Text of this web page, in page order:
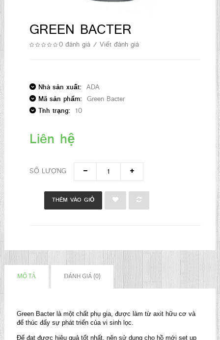
GREEN BACTER
0 đánh giá / Viết đánh giá
Nhà sản xuất: ADA
Mã sản phẩm: Green Bacter
Tình trạng: 10
Liên hệ
SỐ LƯỢNG
THÊM VÀO GIỎ
MÔ TẢ ĐÁNH GIÁ (0)
Green Bacter là một chất phụ gia, được làm từ axit hữu cơ và
để thúc đẩy sự phát triển của vi sinh lọc.
Để đạt được hiệu quả tốt nhất, nên sử dụng cho hồ mới set up